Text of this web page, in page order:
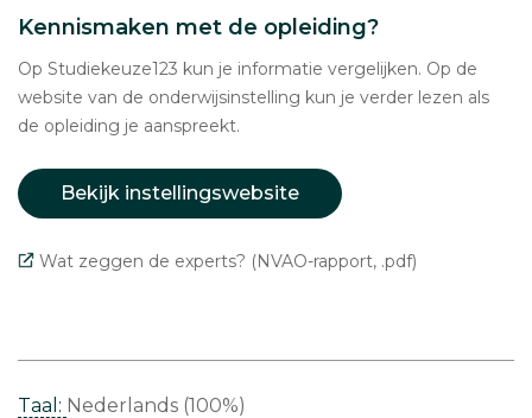
Kennismaken met de opleiding?
Op Studiekeuze123 kun je informatie vergelijken. Op de
website van de onderwijsinstelling kun je verder lezen als
de opleiding je aanspreekt.
Bekijk instellingswebsite
Wat zeggen de experts? (NVAO-rapport, .pdf)
Taal: Nederlands (100%)